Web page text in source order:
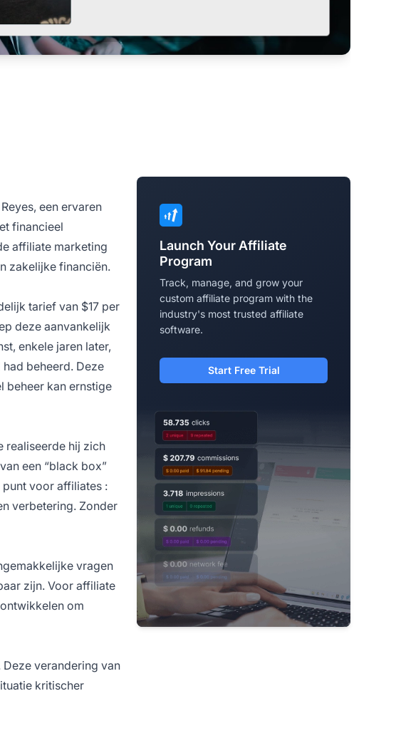
een ervaren
financieel
affiliate marketing
zakelijke financiën.
tarief van $17 per
deze aanvankelijk
enkele jaren later,
beheerd. Deze
beheer kan ernstige
realiseerde hij zich
een “black box”
punt voor affiliates :
verbetering. Zonder
vragen
zijn. Voor affiliate
om
verandering van
kritischer
Launch Your Affiliate
Program
Track, manage, and grow your
custom affiliate program with the
industry's most trusted affiliate
software.
Start Free Trial